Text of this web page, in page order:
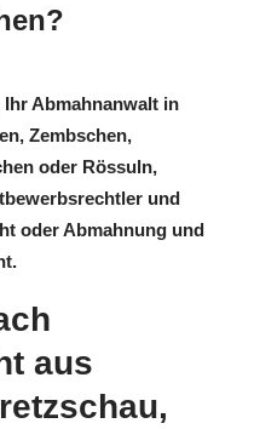
Abmahnanwalt in
Zembschen,
oder Rössuln,
und
oder Abmahnung und
aus